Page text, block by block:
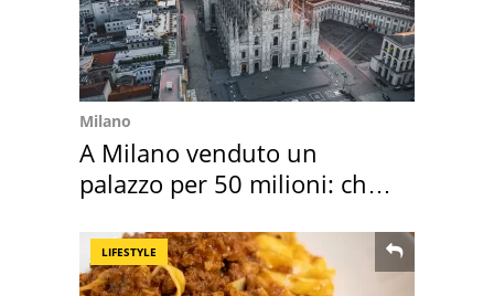
Milano
A Milano venduto un
palazzo per 50 milioni: chi
LIFESTYLE